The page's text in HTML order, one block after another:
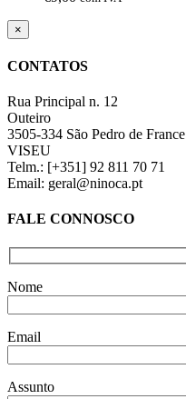
Close
product
view
×
CONTATOS
Rua Principal n. 12
Outeiro
3505-334 São Pedro de France
VISEU
Telm.: [+351] 92 811 70 71
Email: geral@ninoca.pt
FALE CONNOSCO
Nome
Email
Assunto